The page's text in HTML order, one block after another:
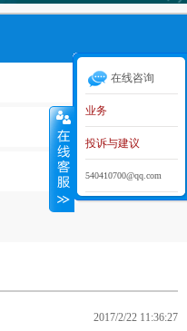
2017/2/22 11:36:27
在线咨询
业务
投诉与建议
540410700@qq.com